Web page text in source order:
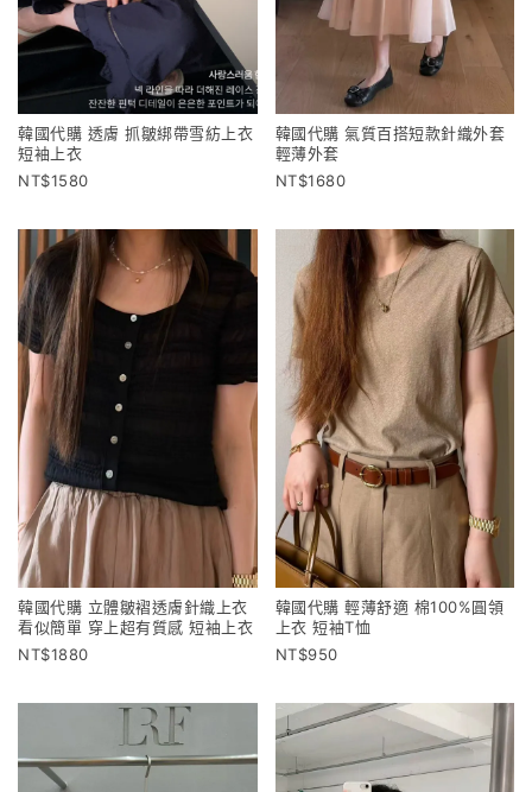
韓國代購 透膚 抓皺綁帶雪紡上衣
短袖上衣
1580
韓國代購 氣質百搭短款針織外套
輕薄外套
1680
韓國代購 立體皺褶透膚針織上衣
看似簡單 穿上超有質感 短袖上衣
1880
韓國代購 輕薄舒適 棉100%圓領
上衣 短袖T恤
950